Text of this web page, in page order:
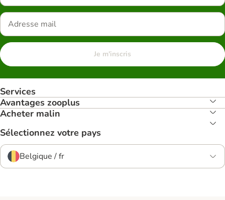
Je m'inscris
Services
Avantages zooplus
Acheter malin
Sélectionnez votre pays
Belgique / fr